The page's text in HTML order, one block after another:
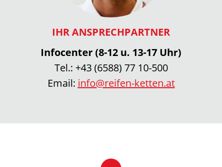
IHR ANSPRECHPARTNER
Infocenter (8-12 u. 13-17 Uhr)
Tel.: +43 (6588) 77 10-500
Email: info@reifen-ketten.at